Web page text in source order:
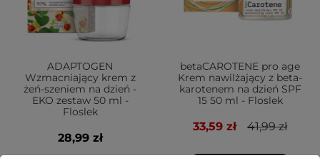
ADAPTOGEN
Wzmacniający krem z
żeń-szeniem na dzień -
EKO zestaw 50 ml -
Floslek
28,99 zł
betaCAROTENE pro age
Krem nawilżający z beta-
karotenem na dzień SPF
15 50 ml - Floslek
33,59 zł 41,99 zł